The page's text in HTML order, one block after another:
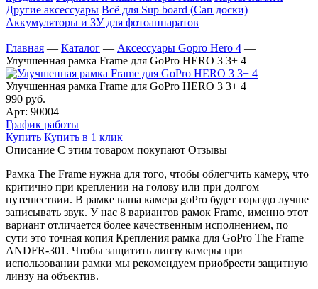
Другие аксессуары Всё для Sup board (Сап доски)
Аккумуляторы и ЗУ для фотоаппаратов
Главная — Каталог — Аксессуары Gopro Hero 4 —
Улучшенная рамка Frame для GoPro HERO 3 3+ 4
Улучшенная рамка Frame для GoPro HERO 3 3+ 4
990 руб.
Арт: 90004
График работы
Купить Купить в 1 клик
Описание С этим товаром покупают Отзывы
Рамка The Frame нужна для того, чтобы облегчить камеру, что
критично при креплении на голову или при долгом
путешествии. В рамке ваша камера goPro будет гораздо лучше
записывать звук. У нас 8 вариантов рамок Frame, именно этот
вариант отличается более качественным исполнением, по
сути это точная копия Крепления рамка для GoPro The Frame
ANDFR-301. Чтобы защитить линзу камеры при
использовании рамки мы рекомендуем приобрести защитную
линзу на объектив.